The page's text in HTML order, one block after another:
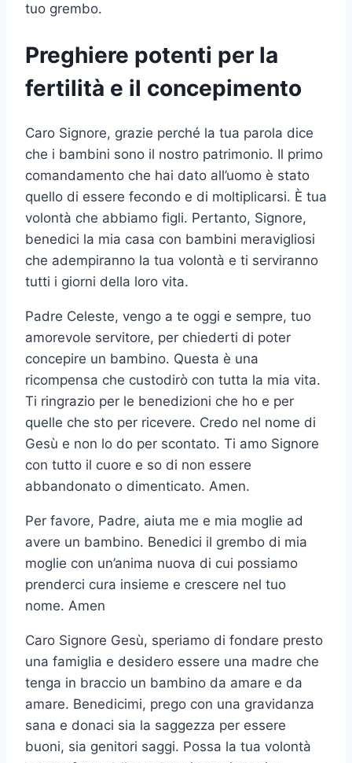
tuo grembo.
Preghiere potenti per la
fertilità e il concepimento
Caro Signore, grazie perché la tua parola dice
che i bambini sono il nostro patrimonio. Il primo
comandamento che hai dato all’uomo è stato
quello di essere fecondo e di moltiplicarsi. È tua
volontà che abbiamo figli. Pertanto, Signore,
benedici la mia casa con bambini meravigliosi
che adempiranno la tua volontà e ti serviranno
tutti i giorni della loro vita.
Padre Celeste, vengo a te oggi e sempre, tuo
amorevole servitore, per chiederti di poter
concepire un bambino. Questa è una
ricompensa che custodirò con tutta la mia vita.
Ti ringrazio per le benedizioni che ho e per
quelle che sto per ricevere. Credo nel nome di
Gesù e non lo do per scontato. Ti amo Signore
con tutto il cuore e so di non essere
abbandonato o dimenticato. Amen.
Per favore, Padre, aiuta me e mia moglie ad
avere un bambino. Benedici il grembo di mia
moglie con un’anima nuova di cui possiamo
prenderci cura insieme e crescere nel tuo
nome. Amen
Caro Signore Gesù, speriamo di fondare presto
una famiglia e desidero essere una madre che
tenga in braccio un bambino da amare e da
amare. Benedicimi, prego con una gravidanza
sana e donaci sia la saggezza per essere
buoni, sia genitori saggi. Possa la tua volontà